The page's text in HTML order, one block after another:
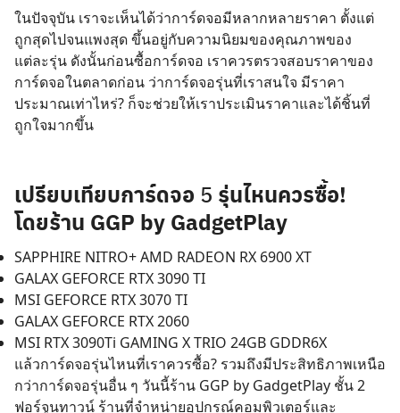
ในปัจจุบัน เราจะเห็นได้ว่าการ์ดจอมีหลากหลายราคา ตั้งแต่
ถูกสุดไปจนแพงสุด ขึ้นอยู่กับความนิยมของคุณภาพของ
แต่ละรุ่น ดังนั้นก่อนซื้อการ์ดจอ เราควรตรวจสอบราคาของ
การ์ดจอในตลาดก่อน ว่าการ์ดจอรุ่นที่เราสนใจ มีราคา
ประมาณเท่าไหร่? ก็จะช่วยให้เราประเมินราคาและได้ชิ้นที่
ถูกใจมากขึ้น
เปรียบเทียบการ์ดจอ 5 รุ่นไหนควรซื้อ!
โดยร้าน GGP by GadgetPlay
SAPPHIRE NITRO+ AMD RADEON RX 6900 XT
GALAX GEFORCE RTX 3090 TI
MSI GEFORCE RTX 3070 TI
GALAX GEFORCE RTX 2060
MSI RTX 3090Ti GAMING X TRIO 24GB GDDR6X
แล้วการ์ดจอรุ่นไหนที่เราควรซื้อ? รวมถึงมีประสิทธิภาพเหนือ
กว่าการ์ดจอรุ่นอื่น ๆ วันนี้ร้าน GGP by GadgetPlay ชั้น 2
ฟอร์จูนทาวน์ ร้านที่จำหน่ายอุปกรณ์คอมพิวเตอร์และ